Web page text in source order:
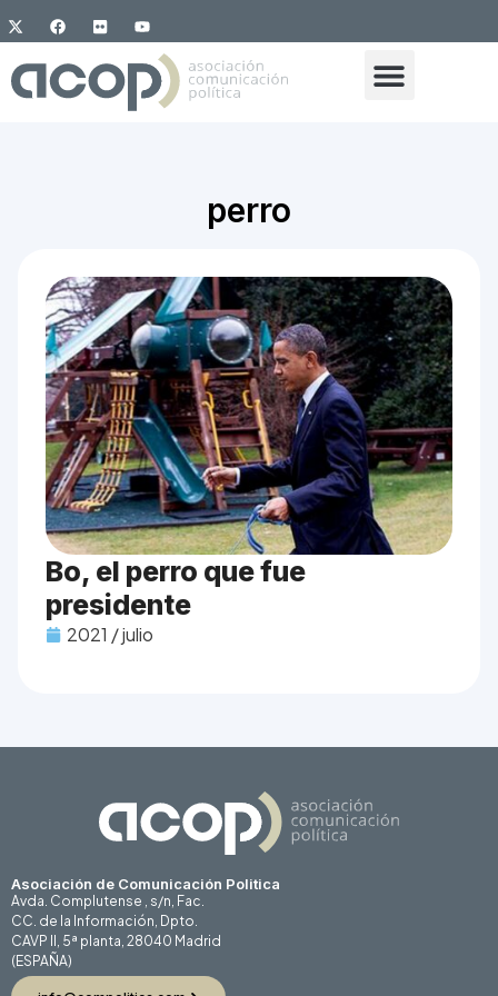
perro
Bo, el perro que fue
presidente
2021 / julio
Asociación de Comunicación Politica
Avda. Complutense , s/n, Fac.
CC. de la Información, Dpto.
CAVP II, 5ª planta, 28040 Madrid
(ESPAÑA)